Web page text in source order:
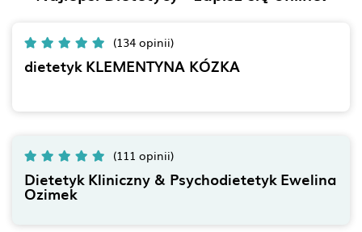
(134 opinii)
dietetyk KLEMENTYNA KÓZKA
(111 opinii)
Dietetyk Kliniczny & Psychodietetyk Ewelina
Ozimek